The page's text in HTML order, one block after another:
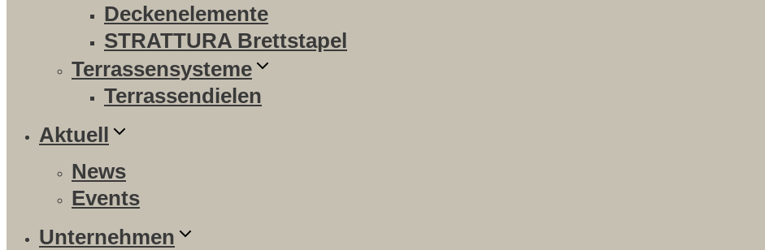
Deckenelemente
STRATTURA Brettstapel
Terrassensysteme
Terrassendielen
Aktuell
News
Events
Unternehmen